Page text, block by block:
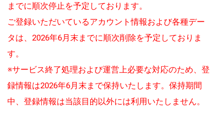
までに順次停止を予定しております。
ご登録いただいているアカウント情報および各種デー
タは、2026年6月末までに順次削除を予定しておりま
す。
※サービス終了処理および運営上必要な対応のため、登
録情報は2026年6月末まで保持いたします。保持期間
中、登録情報は当該目的以外には利用いたしません。